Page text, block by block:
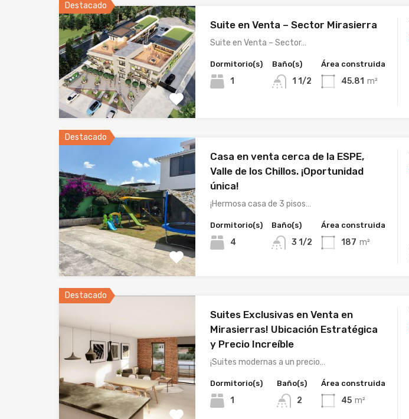
Destacado
Suite en Venta – Sector Mirasierra
Suite en Venta – Sector…
Dormitorio(s)
1
Baño(s)
1 1/2
Área construida
45.81 m²
Destacado
Casa en venta cerca de la ESPE,
Valle de los Chillos. ¡Oportunidad
única!
¡Hermosa casa de 3 pisos…
Dormitorio(s)
4
Baño(s)
3 1/2
Área construida
187 m²
Destacado
Suites Exclusivas en Venta en
Mirasierras! Ubicación Estratégica
y Precio Increíble
¡Suites modernas a un precio…
Dormitorio(s)
1
Baño(s)
2
Área construida
45 m²